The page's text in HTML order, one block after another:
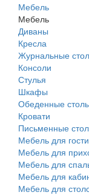
Мебель
Мебель
Диваны
Кресла
Журнальные
Консоли
Стулья
Шкафы
Обеденные
Кровати
Письменные
Мебель для
Мебель для
Мебель для
Мебель для
Мебель для